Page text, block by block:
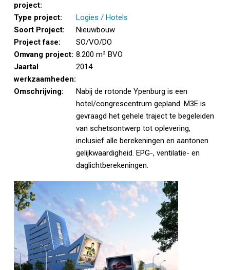
project:
Type project:
Logies / Hotels
Soort Project:
Nieuwbouw
Project fase:
SO/VO/DO
Omvang project: 8.200 m² BVO
Jaartal
werkzaamheden:
2014
Omschrijving:
Nabij de rotonde Ypenburg is een
hotel/congrescentrum gepland. M3E is
gevraagd het gehele traject te begeleiden
van schetsontwerp tot oplevering,
inclusief alle berekeningen en aantonen
gelijkwaardigheid. EPG-, ventilatie- en
daglichtberekeningen.